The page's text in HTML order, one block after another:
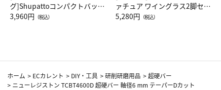
グ]Shupattoコンパクトバッグ
Drop JAL客室乗務員（LC）ス
3,960円 （税込）
ァチュア ワイングラス2脚セッ
ト（レッドワイン）
5,280円 （税込）
ホーム > ECカレント > DIY・工具 >研削研磨用品 >超硬バー
> ニューレジストン TCBT4600D 超硬バー 軸径6 mm テーパーDカット